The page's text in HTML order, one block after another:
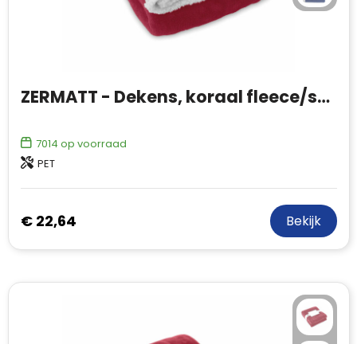
ZERMATT - Dekens, koraal fleece/sherpa
7014 op voorraad
PET
€ 22,64 Bekijk